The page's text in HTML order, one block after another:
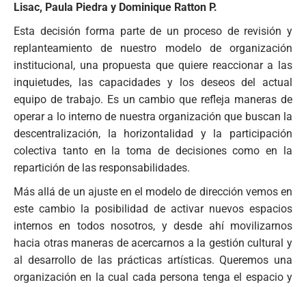
Lisac, Paula Piedra y Dominique Ratton P.
Esta decisión forma parte de un proceso de revisión y
replanteamiento de nuestro modelo de organización
institucional, una propuesta que quiere reaccionar a las
inquietudes, las capacidades y los deseos del actual
equipo de trabajo. Es un cambio que refleja maneras de
operar a lo interno de nuestra organización que buscan la
descentralización, la horizontalidad y la participación
colectiva tanto en la toma de decisiones como en la
repartición de las responsabilidades.
Más allá de un ajuste en el modelo de dirección vemos en
este cambio la posibilidad de activar nuevos espacios
internos en todos nosotros, y desde ahí movilizarnos
hacia otras maneras de acercarnos a la gestión cultural y
al desarrollo de las prácticas artísticas. Queremos una
organización en la cual cada persona tenga el espacio y